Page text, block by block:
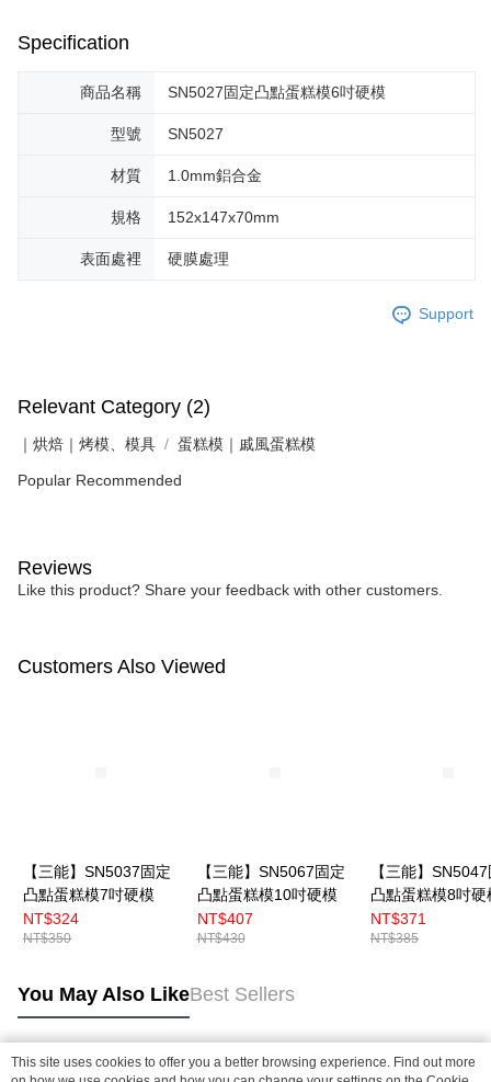
Specification
商品名稱 SN5027固定凸點蛋糕模6吋硬模
型號 SN5027
材質 1.0mm鋁合金
規格 152x147x70mm
表面處裡 硬膜處理
Support
Relevant Category (2)
｜烘焙｜烤模、模具 蛋糕模｜戚風蛋糕模
Popular Recommended
Reviews
Like this product? Share your feedback with other customers.
Customers Also Viewed
【三能】SN5037固定
凸點蛋糕模7吋硬模
NT$324
NT$350
【三能】SN5067固定
凸點蛋糕模10吋硬模
NT$407
NT$430
【三能】
凸點蛋糕模8吋硬
NT$371
NT$385
You May Also LikeBest Sellers
This site uses cookies to offer you a better browsing experience. Find out more